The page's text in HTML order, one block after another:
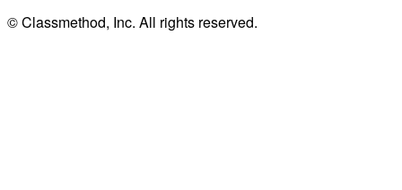
© Classmethod, Inc. All rights reserved.